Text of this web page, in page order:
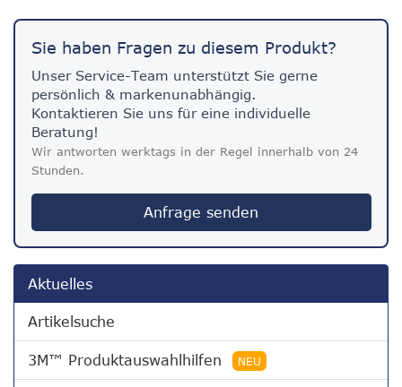
Sie haben Fragen zu diesem Produkt?
Unser Service-Team unterstützt Sie gerne
persönlich & markenunabhängig.
Kontaktieren Sie uns für eine individuelle
Beratung!
Wir antworten werktags in der Regel innerhalb von 24
Stunden.
Anfrage senden
Aktuelles
Artikelsuche
3M™ Produktauswahlhilfen NEU